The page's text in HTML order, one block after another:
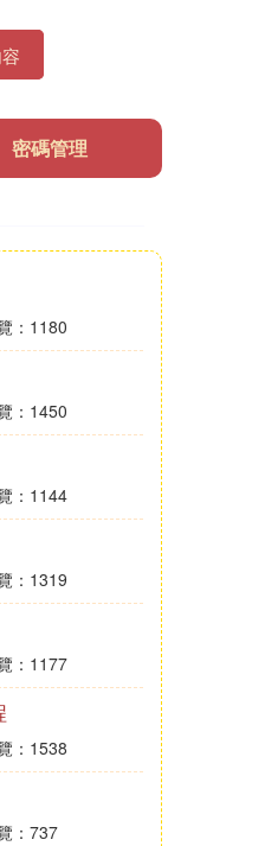
密碼管理
：1180
：1450
：1144
：1319
：1177
：1538
：737